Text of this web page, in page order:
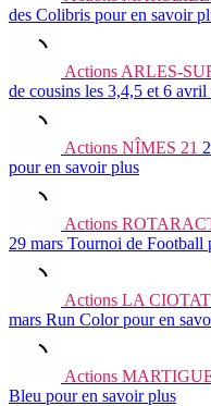
des Colibris pour en savoir
Actions ARLES-
de cousins les 3,4,5 et 6 avril
Actions NÎMES 21
pour en savoir plus
Actions
29 mars Tournoi de Football
Actions LA
mars Run Color pour en
Actions
Bleu pour en savoir plus